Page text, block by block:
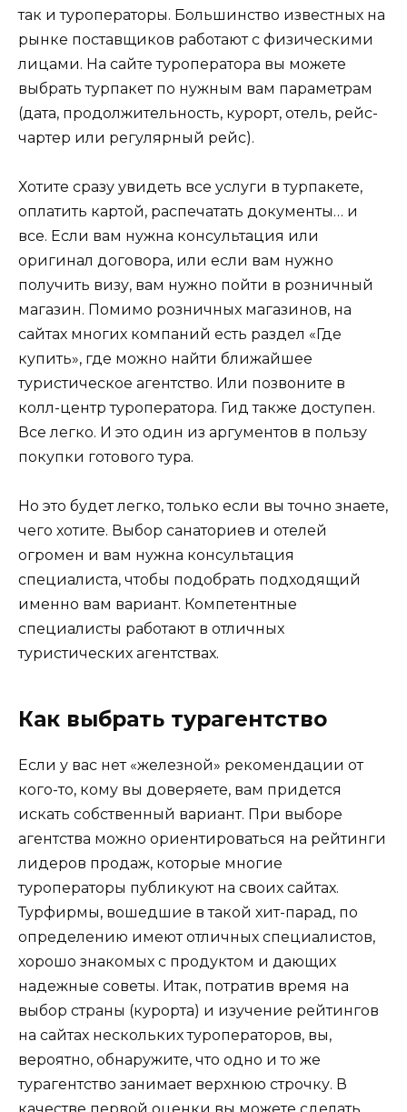
так и туроператоры. Большинство известных на
рынке поставщиков работают с физическими
лицами. На сайте туроператора вы можете
выбрать турпакет по нужным вам параметрам
(дата, продолжительность, курорт, отель, рейс-
чартер или регулярный рейс).
Хотите сразу увидеть все услуги в турпакете,
оплатить картой, распечатать документы… и
все. Если вам нужна консультация или
оригинал договора, или если вам нужно
получить визу, вам нужно пойти в розничный
магазин. Помимо розничных магазинов, на
сайтах многих компаний есть раздел «Где
купить», где можно найти ближайшее
туристическое агентство. Или позвоните в
колл-центр туроператора. Гид также доступен.
Все легко. И это один из аргументов в пользу
покупки готового тура.
Но это будет легко, только если вы точно знаете,
чего хотите. Выбор санаториев и отелей
огромен и вам нужна консультация
специалиста, чтобы подобрать подходящий
именно вам вариант. Компетентные
специалисты работают в отличных
туристических агентствах.
Как выбрать турагентство
Если у вас нет «железной» рекомендации от
кого-то, кому вы доверяете, вам придется
искать собственный вариант. При выборе
агентства можно ориентироваться на рейтинги
лидеров продаж, которые многие
туроператоры публикуют на своих сайтах.
Турфирмы, вошедшие в такой хит-парад, по
определению имеют отличных специалистов,
хорошо знакомых с продуктом и дающих
надежные советы. Итак, потратив время на
выбор страны (курорта) и изучение рейтингов
на сайтах нескольких туроператоров, вы,
вероятно, обнаружите, что одно и то же
турагентство занимает верхнюю строчку. В